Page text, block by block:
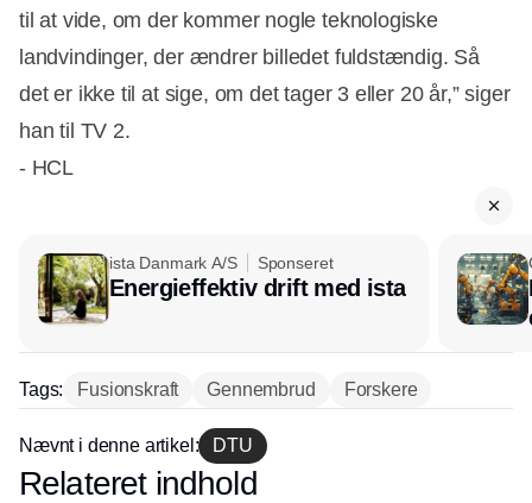
til at vide, om der kommer nogle teknologiske
landvindinger, der ændrer billedet fuldstændig. Så
det er ikke til at sige, om det tager 3 eller 20 år,” siger
han til TV 2.
- HCL
ista Danmark A/S Sponseret
Energieffektiv drift med ista
Tags: Fusionskraft Gennembrud Forskere
Nævnt i denne artikel: DTU
Annonce
Relateret indhold